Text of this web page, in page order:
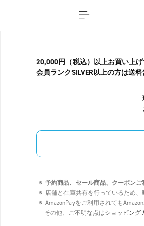
20,000円（税込）以上お買い上げ
会員ランクSILVER以上の方は送料
予約商品、セール商品、クーポン
店舗と在庫共有を行っているため
AmazonPayをご利用されても
その他、ご不明な点はショッピング